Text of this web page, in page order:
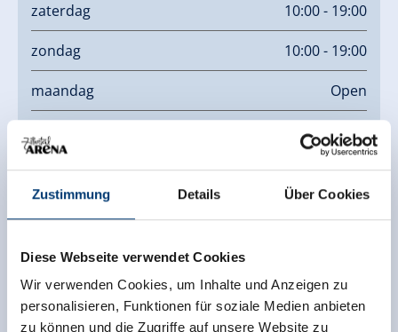
Zustimmung Details Über Cookies
Diese Webseite verwendet Cookies
Wir verwenden Cookies, um Inhalte und Anzeigen zu
personalisieren, Funktionen für soziale Medien anbieten
zu können und die Zugriffe auf unsere Website zu
zaterdag 10:00 - 19:00
zondag 10:00 - 19:00
maandag Open
Open
woensdag Open
Links
Info - Internetseite